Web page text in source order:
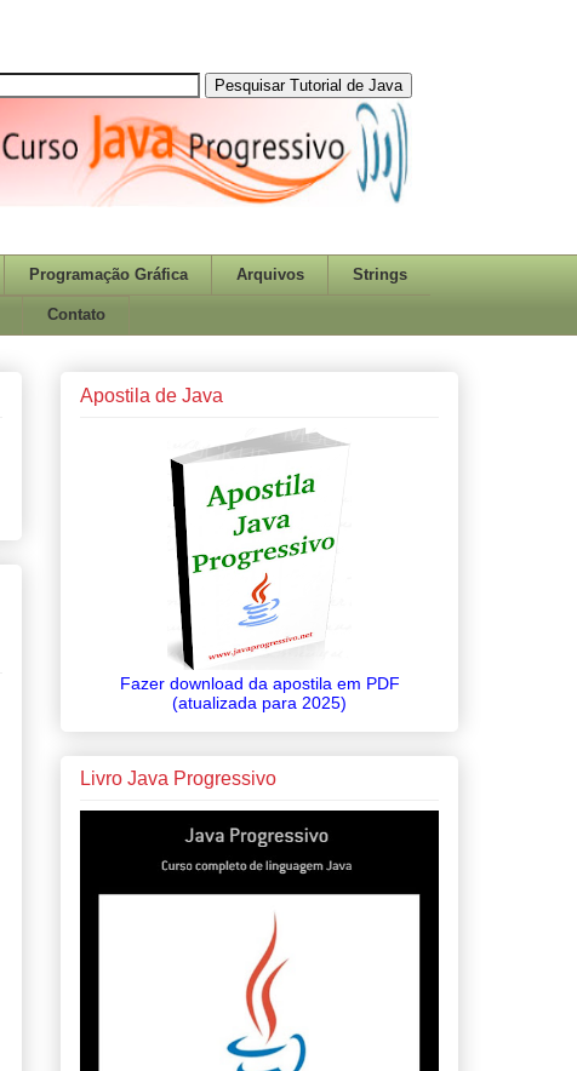
Programação Gráfica Arquivos Strings
Contato
Apostila de Java
Fazer download da apostila em PDF
(atualizada para 2025)
Livro Java Progressivo